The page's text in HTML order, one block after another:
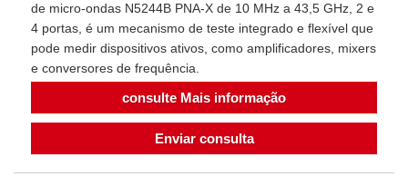
de micro-ondas N5244B PNA-X de 10 MHz a 43,5 GHz, 2 e
4 portas, é um mecanismo de teste integrado e flexível que
pode medir dispositivos ativos, como amplificadores, mixers
e conversores de frequência.
consulte Mais informação
Enviar consulta